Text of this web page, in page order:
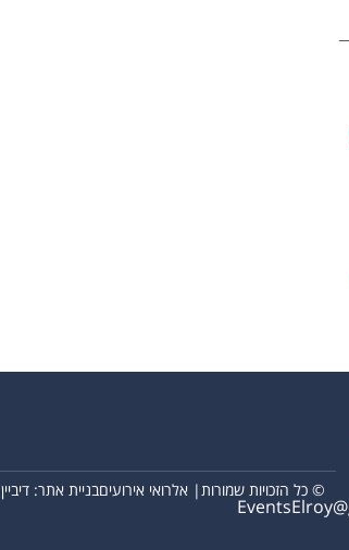
© כל הזכויות שמורות| אלרואי אירועיםבניית אתר: דיביין